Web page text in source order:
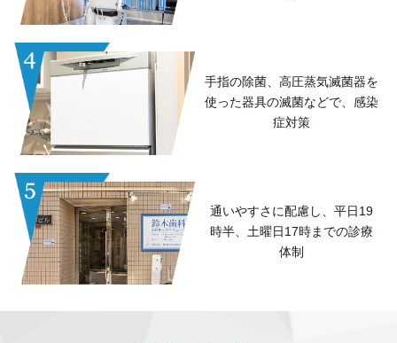
手指の除菌、高圧蒸気滅菌器を
使った器具の滅菌などで、感染
症対策
通いやすさに配慮し、平日19
時半、土曜日17時までの診療
体制